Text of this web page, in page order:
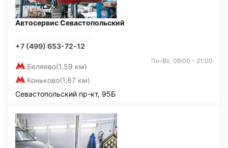
Автосервис Севастопольский
+7 (499) 653-72-12
Беляево(1,59 км)
Коньково(1,87 км)
Пн-Вс: 09:00 - 21:00
Севастопольский пр-кт, 95Б